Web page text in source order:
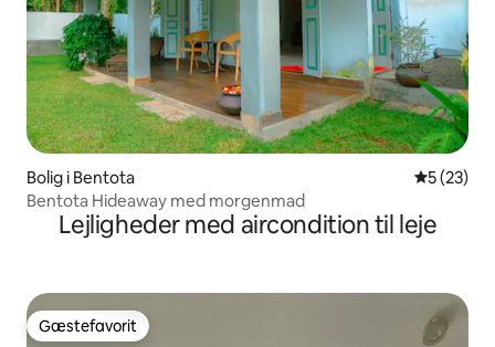
Bolig i Bentota 5 ud af 5 i
5 (23)
Bentota Hideaway med morgenmad
Lejligheder med aircondition til leje
Gæstefavorit
Gæstefavorit